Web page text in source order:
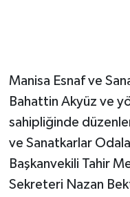
Manisa Esnaf ve
Bahattin Akyüz ve
sahipliğinde
ve Sanatkarlar
Başkanvekili Tahir
Sekreteri Nazan